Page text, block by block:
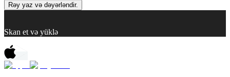
Rəy yaz və dəyərləndir.
Skan et və yüklə